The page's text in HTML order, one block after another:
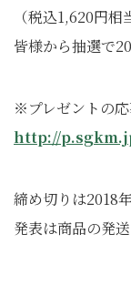
（税込1,620円相
皆様から抽選で
※プレゼントの
http://
締め切りは2018
発表は商品の発